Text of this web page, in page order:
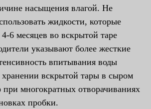
насыщения влагой. Не
жидкости, которые
6 месяцев во вскрытой таре
указывают более жесткие
впитывания воды
хранении вскрытой тары в сыром
многократных отворачиваниях
пробки.